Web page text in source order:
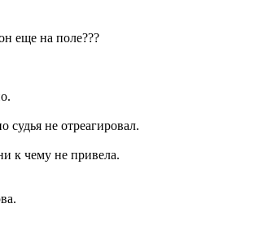
еще на поле???
судья не отреагировал.
к чему не привела.